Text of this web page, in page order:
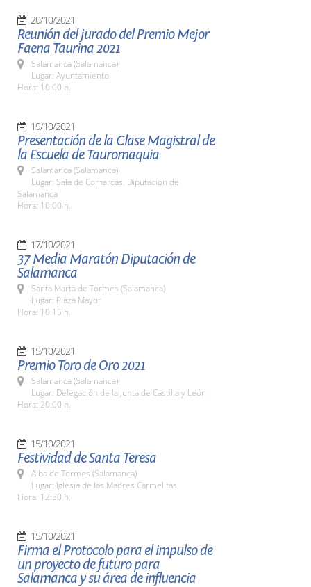
20/10/2021
Reunión del jurado del Premio Mejor
Faena Taurina 2021
Salamanca (Salamanca)
Lugar: Ayuntamiento
Hora: 10:00 h.
19/10/2021
Presentación de la Clase Magistral de
la Escuela de Tauromaquia
Salamanca (Salamanca)
Lugar: Sala de Comarcas. Diputación de
Salamanca
Hora: 10:00 h.
17/10/2021
37 Media Maratón Diputación de
Salamanca
Santa Marta de Tormes (Salamanca)
Lugar: Plaza Mayor
Hora: 10:15 h.
15/10/2021
Premio Toro de Oro 2021
Salamanca (Salamanca)
Lugar: Delegación de la Junta de Castilla y León
Hora: 20:00 h.
15/10/2021
Festividad de Santa Teresa
Alba de Tormes (Salamanca)
Lugar: Iglesia de las Madres Carmelitas
Hora: 12:30 h.
15/10/2021
Firma el Protocolo para el impulso de
un proyecto de futuro para
Salamanca y su área de influencia